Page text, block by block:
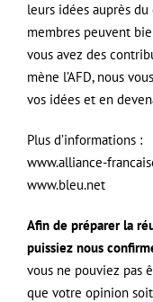
leurs idées auprès
membres peuvent
vous avez des
mène l’AFD, nous
vos idées et en
Plus d’informations :
www.alliance-
www.bleu.net
Afin de préparer la
puissiez nous
vous ne pouviez pas
que votre opinion